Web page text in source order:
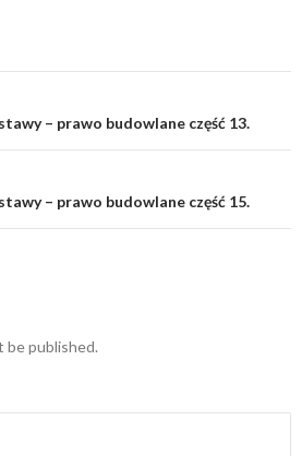
– prawo budowlane część 13.
– prawo budowlane część 15.
be published.